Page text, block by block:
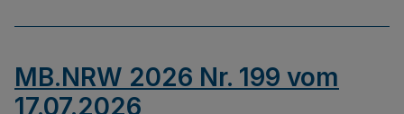
MB.NRW 2026 Nr. 199 vom
17.07.2026